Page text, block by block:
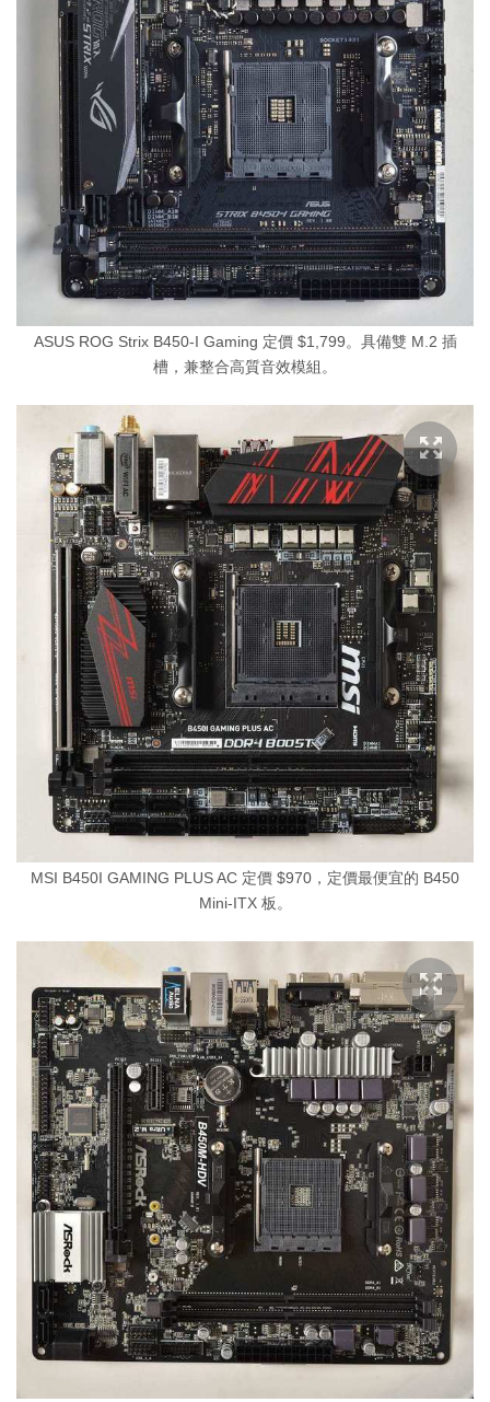
ASUS ROG Strix B450-I Gaming 定價 $1,799。具備雙 M.2 插
槽，兼整合高質音效模組。
MSI B450I GAMING PLUS AC 定價 $970，定價最便宜的 B450
Mini-ITX 板。